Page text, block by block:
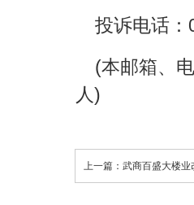
投诉电话
(本邮箱、
人)
上一篇：武商百盛大楼